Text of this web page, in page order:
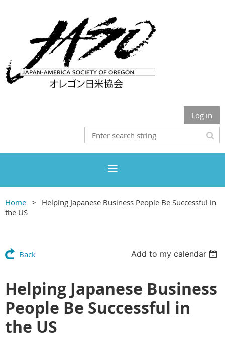
Log in
Home
Helping Japanese Business People Be Successful in
the US
Back Add to my calendar
Helping Japanese Business
People Be Successful in
the US